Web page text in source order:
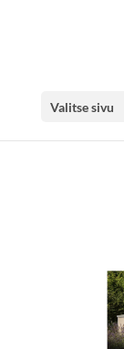
Valitse sivu